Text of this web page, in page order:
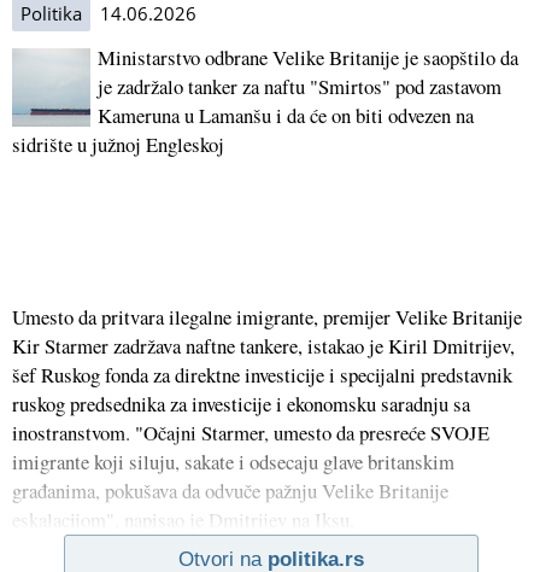
Politika 14.06.2026
Ministarstvo odbrane Velike Britanije je saopštilo da
je zadržalo tanker za naftu "Smirtos" pod zastavom
Kameruna u Lamanšu i da će on biti odvezen na
sidrište u južnoj Engleskoj
Umesto da pritvara ilegalne imigrante, premijer Velike Britanije
Kir Starmer zadržava naftne tankere, istakao je Kiril Dmitrijev,
šef Ruskog fonda za direktne investicije i specijalni predstavnik
ruskog predsednika za investicije i ekonomsku saradnju sa
inostranstvom. "Očajni Starmer, umesto da presreće SVOJE
imigrante koji siluju, sakate i odsecaju glave britanskim
građanima, pokušava da odvuče pažnju Velike Britanije
eskalacijom", napisao je Dmitrijev na Iksu,
Otvori na politika.rs